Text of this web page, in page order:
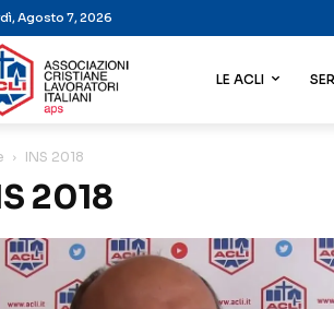
Agosto 7, 2026
LE ACLI
INS 2018
2018